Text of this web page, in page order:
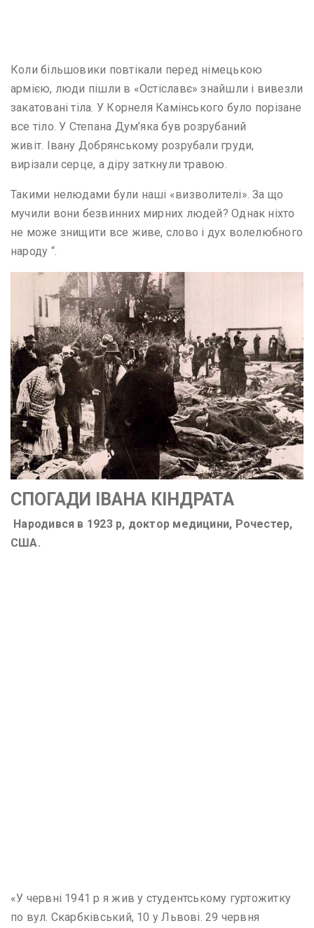
Коли більшовики повтікали перед німецькою
армією, люди пішли в «Остіславє» знайшли і вивезли
закатовані тіла. У Корнеля Камінського було порізане
все тіло. У Степана Дум’яка був розрубаний
живіт. Івану Добрянському розрубали груди,
вирізали серце, а діру заткнули травою.
Такими нелюдами були наші «визволителі». За що
мучили вони безвинних мирних людей? Однак ніхто
не може знищити все живе, слово і дух волелюбного
народу “.
СПОГАДИ ІВАНА КІНДРАТА
Народився в 1923 р, доктор медицини, Рочестер,
США.
«У червні 1941 р я жив у студентському гуртожитку
по вул. Скарбківський, 10 у Львові. 29 червня